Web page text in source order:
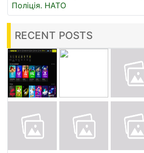
Поліція. НАТО
RECENT POSTS